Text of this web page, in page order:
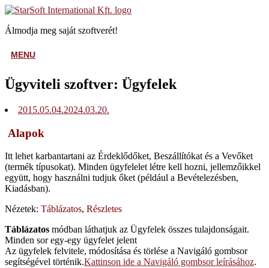
Skip
content
Home
Álmodja meg saját szoftverét!
MENUMENU
Ügyviteli szoftver: Ügyfelek
2015.05.04.2024.03.20.
Alapok
Itt lehet karbantartani az Érdeklődőket, Beszállítókat és a Vevőket
(termék típusokat). Minden ügyfelelet létre kell hozni, jellemzőikkel
együtt, hogy használni tudjuk őket (például a Bevételezésben,
Kiadásban).
Nézetek: Táblázatos, Részletes
Táblázatos módban láthatjuk az Ügyfelek összes tulajdonságait.
Minden sor egy-egy ügyfelet jelent
Az ügyfelek felvitele, módosítása és törlése a Navigáló gombsor
segítségével történik.Kattinson ide a Navigáló gombsor leírásához.